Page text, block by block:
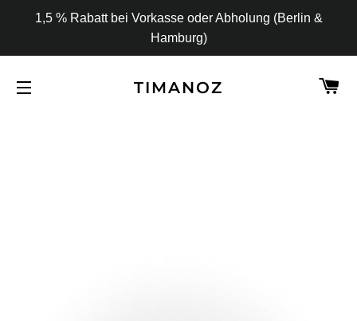
1,5 % Rabatt bei Vorkasse oder Abholung (Berlin &
Hamburg)
TIMANOZ